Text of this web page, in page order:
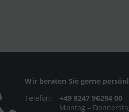
Wir beraten Sie gerne
Telefon:
+49 8247 96294 00
Montag –